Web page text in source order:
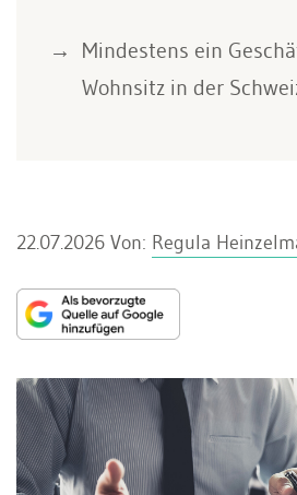
Mindestens ein
Wohnsitz in der
22.07.2026 Von: Regula